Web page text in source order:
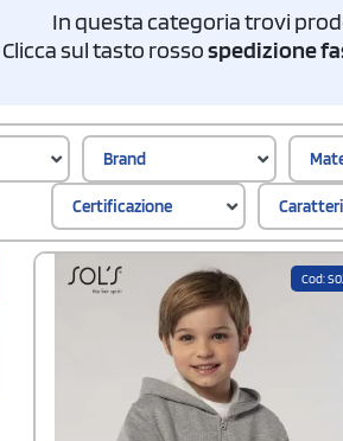
In questa categoria trovi
Clicca sul tasto rossospedizione
Brand
Certificazione
Cod: